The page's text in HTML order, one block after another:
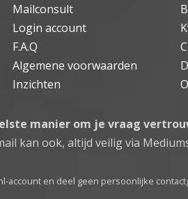
Mailconsult
Login account
F.A.Q
Algemene voorwaarden
Inzichten
manier om je vraag
kan ook, altijd veilig via
account en deel geen persoonlijke